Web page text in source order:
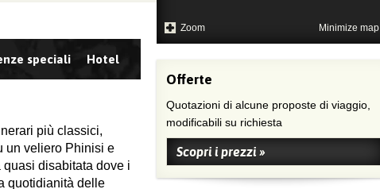
speciali Hotel
più classici,
un veliero Phinisi e
disabitata dove i
quotidianità delle
Zoom Minimize map
Offerte
Quotazioni di alcune proposte di viaggio,
modificabili su richiesta
Scopri i prezzi »